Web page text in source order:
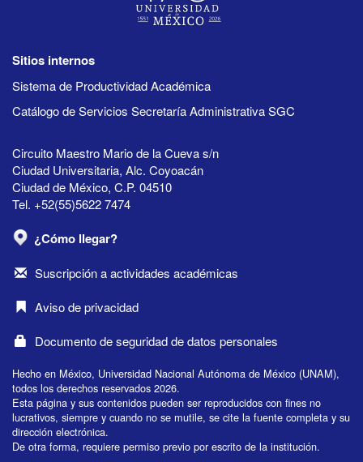
Sitios internos
Sistema de Productividad Académica
Catálogo de Servicios Secretaría Administrativa SGC
Circuito Maestro Mario de la Cueva s/n
Ciudad Universitaria, Alc. Coyoacán
Ciudad de México, C.P. 04510
Tel. +52(55)5622 7474
¿Cómo llegar?
Suscripción a actividades académicas
Aviso de privacidad
Documento de seguridad de datos personales
Hecho en México, Universidad Nacional Autónoma de México (UNAM),
todos los derechos reservados 2026.
Esta página y sus contenidos pueden ser reproducidos con fines no
lucrativos, siempre y cuando no se mutile, se cite la fuente completa y su
dirección electrónica.
De otra forma, requiere permiso previo por escrito de la institución.